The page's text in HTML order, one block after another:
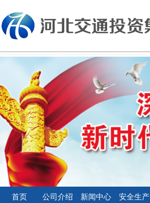
首页 公司介绍 新闻中心 安全生产